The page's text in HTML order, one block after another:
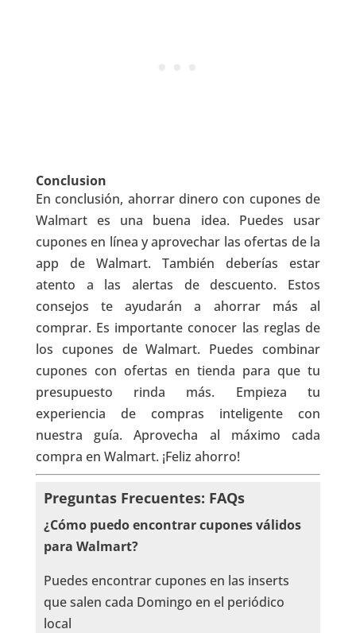
Conclusion
En conclusión, ahorrar dinero con cupones de
Walmart es una buena idea. Puedes usar
cupones en línea y aprovechar las ofertas de la
app de Walmart. También deberías estar
atento a las alertas de descuento. Estos
consejos te ayudarán a ahorrar más al
comprar. Es importante conocer las reglas de
los cupones de Walmart. Puedes combinar
cupones con ofertas en tienda para que tu
presupuesto rinda más. Empieza tu
experiencia de compras inteligente con
nuestra guía. Aprovecha al máximo cada
compra en Walmart. ¡Feliz ahorro!
Preguntas Frecuentes: FAQs
¿Cómo puedo encontrar cupones válidos
para Walmart?
Puedes encontrar cupones en las inserts
que salen cada Domingo en el periódico
local